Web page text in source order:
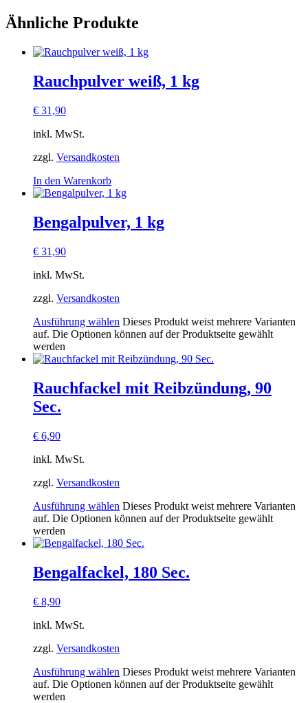
Ähnliche Produkte
Rauchpulver weiß, 1 kg
€ 31,90
inkl. MwSt.
zzgl. Versandkosten
In den Warenkorb
Bengalpulver, 1 kg
€ 31,90
inkl. MwSt.
zzgl. Versandkosten
Ausführung wählen Dieses Produkt weist mehrere Varianten
auf. Die Optionen können auf der Produktseite gewählt
werden
Rauchfackel mit Reibzündung, 90
Sec.
€ 6,90
inkl. MwSt.
zzgl. Versandkosten
Ausführung wählen Dieses Produkt weist mehrere Varianten
auf. Die Optionen können auf der Produktseite gewählt
werden
Bengalfackel, 180 Sec.
€ 8,90
inkl. MwSt.
zzgl. Versandkosten
Ausführung wählen Dieses Produkt weist mehrere Varianten
auf. Die Optionen können auf der Produktseite gewählt
werden